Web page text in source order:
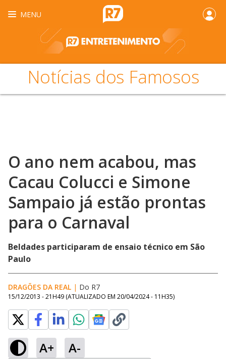
MENU
Notícias dos Famosos
O ano nem acabou, mas
Cacau Colucci e Simone
Sampaio já estão prontas
para o Carnaval
Beldades participaram de ensaio técnico em São
Paulo
DRAGÕES DA REAL | Do R7
15/12/2013 - 21H49 (ATUALIZADO EM 20/04/2024 - 11H35)
A+ A-